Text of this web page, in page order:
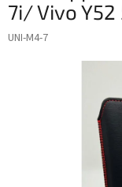
7i/ Vivo Y52
UNI-M4-7